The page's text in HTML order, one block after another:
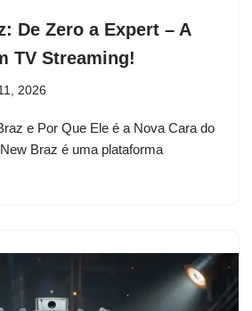
De Zero a Expert – A
TV Streaming!
2026
e Por Que Ele é a Nova Cara do
Braz é uma plataforma